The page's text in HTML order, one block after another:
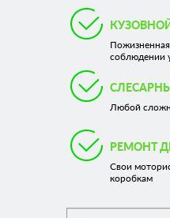
соблюдении
Любой
РЕМОНТ
Свои
коробкам